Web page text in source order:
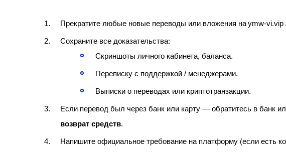
Прекратите любые новые переводы или вложения на ymw‑vi.vip
Сохраните все доказательства:
Скриншоты личного кабинета, баланса.
Переписку с поддержкой / менеджерами.
Выписки о переводах или криптотрaнзакции.
Если перевод был через банк или карту — обратитесь в банк
возврат средств.
Напишите официальное требование на платформу (если есть